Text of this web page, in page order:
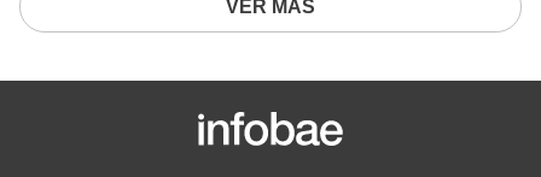
VER MÁS